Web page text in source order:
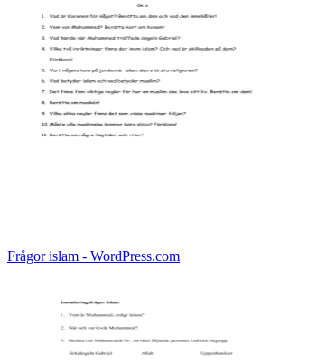
Frågor islam - WordPress.com